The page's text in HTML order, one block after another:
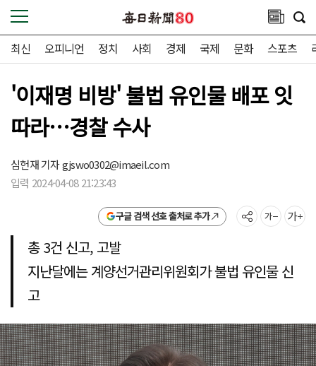
최신 오피니언 정치 사회 경제 국제 문화 스포츠
'이재명 비방' 불법 유인물 배포 잇
따라…경찰 수사
심헌재 기자gjswo0302@imaeil.com
입력 2024-04-08 21:23:43
구글 검색 선호 출처로 추가
총 3건 신고, 고발
지난달에는 계양선거관리위원회가 불법 유인물 신
고